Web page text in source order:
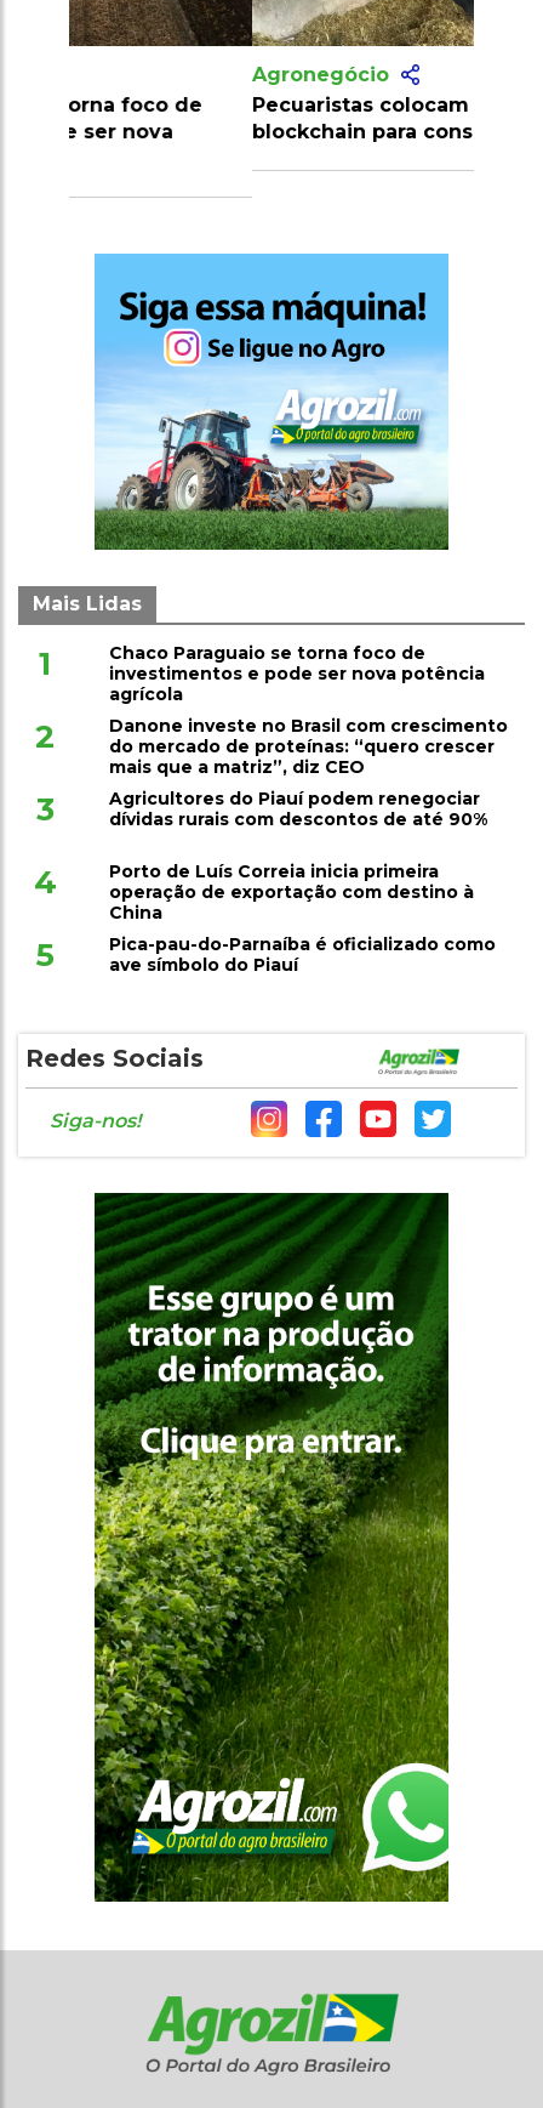
Pecuaristas colocam vacas na
blockchain para conseguirem crédito
1
Chaco Paraguaio se torna foco de
investimentos e pode ser nova potência
agrícola
Danone investe no Brasil com crescimento
do mercado de proteínas: “quero crescer
mais que a matriz”, diz CEO
Agricultores do Piauí podem renegociar
dívidas rurais com descontos de até 90%
operação de exportação com destino à
China
Pica-pau-do-Parnaíba é oficializado como
ave símbolo do Piauí
Redes Sociais
Siga-nos!